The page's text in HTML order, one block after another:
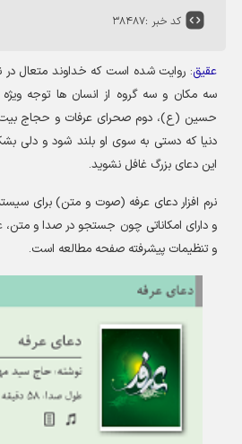
کد خبر :۳۸۴۸۷
عقیق:روایت شده است که خداوند متعال در
سه مکان و سه گروه از انسان ها توجه ویژه
حسین (ع)، دوم صحرای عرفات و حجاج بیت
دنیا که دستی به سوی او بلند شود و دلی
این دعای بزرگ غافل نشوید.
نرم افزار دعای عرفه (صوت و متن) برای
و دارای امکاناتی چون جستجو در صدا و متن،
و تنظیمات پیشرفته صفحه مطالعه است.